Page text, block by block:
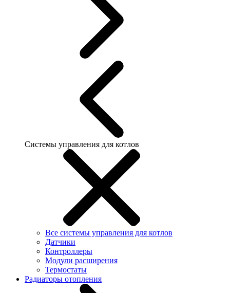
Системы управления для котлов
Все системы управления для котлов
Датчики
Контроллеры
Модули расширения
Термостаты
Радиаторы отопления